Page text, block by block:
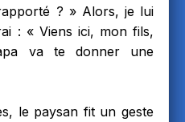
? » Alors, je lui
: « Viens ici, mon fils,
va te donner une
le paysan fit un geste